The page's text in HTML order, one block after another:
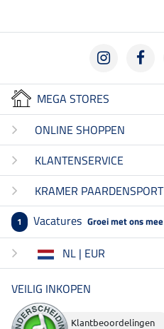
MEGA STORES
ONLINE SHOPPEN
KLANTENSERVICE
KRAMER PAARDENSPORT
1 Vacatures Groei met ons mee
NL | EUR
VEILIG INKOPEN
Klantbeoordelingen